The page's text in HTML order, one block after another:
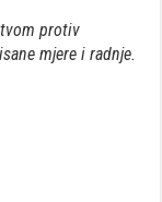
protiv
mjere i radnje.